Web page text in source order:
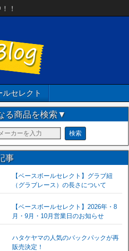
！
セレクト
る商品を検索▼
事
【ベースボールセレクト】グラブ紐
（グラブレース）の長さについて
【ベースボールセレクト】2026年・8
月・9月・10月営業日のお知らせ
ハタケヤマの人気のバックパックが再
販売決定！